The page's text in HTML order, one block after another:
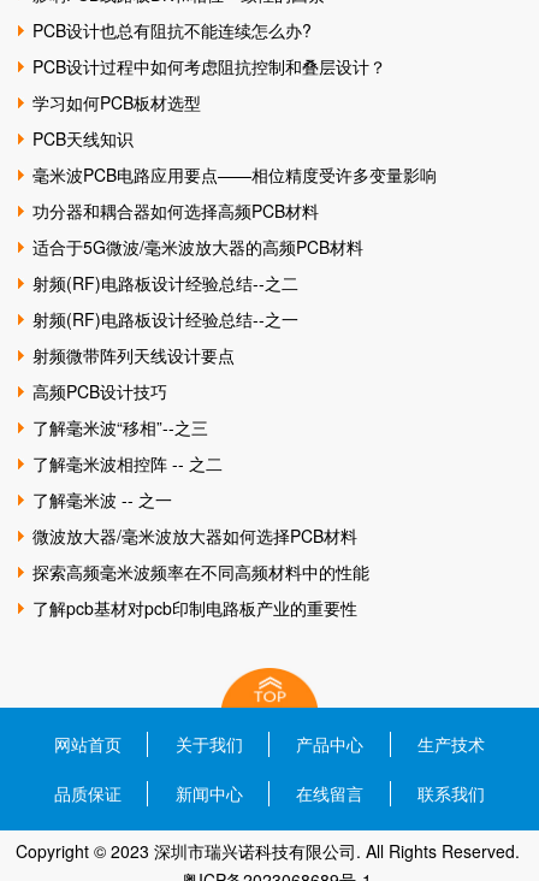
PCB设计也总有阻抗不能连续怎么办?
PCB设计过程中如何考虑阻抗控制和叠层设计？
学习如何PCB板材选型
PCB天线知识
毫米波PCB电路应用要点——相位精度受许多变量影响
功分器和耦合器如何选择高频PCB材料
适合于5G微波/毫米波放大器的高频PCB材料
射频(RF)电路板设计经验总结--之二
射频(RF)电路板设计经验总结--之一
射频微带阵列天线设计要点
高频PCB设计技巧
了解毫米波“移相”--之三
了解毫米波相控阵 -- 之二
了解毫米波 -- 之一
微波放大器/毫米波放大器如何选择PCB材料
探索高频毫米波频率在不同高频材料中的性能
了解pcb基材对pcb印制电路板产业的重要性
网站首页 关于我们 产品中心 生产技术
品质保证 新闻中心 在线留言 联系我们
Copyright © 2023 深圳市瑞兴诺科技有限公司. All Rights Reserved.